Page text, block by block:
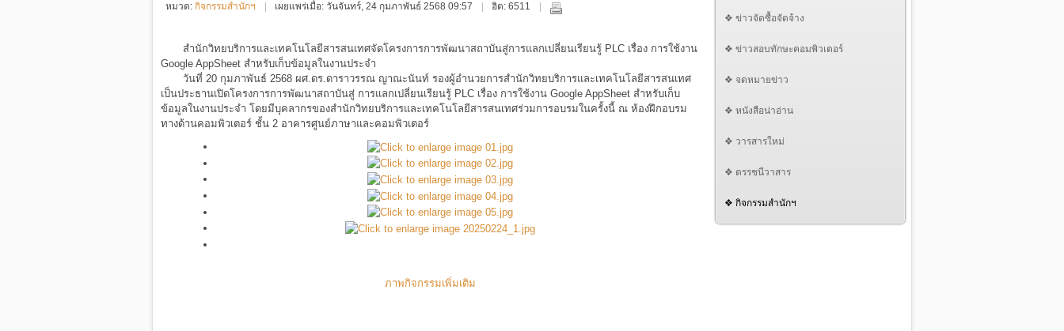
หมวด: กิจกรรมสำนักฯ เผยแพร่เมื่อ: วันจันทร์, 24 กุมภาพันธ์ 2568 09:57 ฮิต: 6511
สำนักวิทยบริการและเทคโนโลยีสารสนเทศจัดโครงการการพัฒนาสถาบันสู่การแลกเปลี่ยนเรียนรู้ PLC เรื่อง การใช้งาน
Google AppSheet สำหรับเก็บข้อมูลในงานประจำ
วันที่ 20 กุมภาพันธ์ 2568 ผศ.ดร.ดาราวรรณ ญาณะนันท์ รองผู้อำนวยการสำนักวิทยบริการและเทคโนโลยีสารสนเทศ
เป็นประธานเปิดโครงการการพัฒนาสถาบันสู่ การแลกเปลี่ยนเรียนรู้ PLC เรื่อง การใช้งาน Google AppSheet สำหรับเก็บ
ข้อมูลในงานประจำ โดยมีบุคลากรของสำนักวิทยบริการและเทคโนโลยีสารสนเทศร่วมการอบรมในครั้งนี้ ณ ห้องฝึกอบรม
ทางด้านคอมพิวเตอร์ ชั้น 2 อาคารศูนย์ภาษาและคอมพิวเตอร์
ภาพกิจกรรมเพิ่มเติม
❖ ข่าวจัดซื้อจัดจ้าง
❖ ข่าวสอบทักษะคอมพิวเตอร์
❖ จดหมายข่าว
❖ หนังสือน่าอ่าน
❖ วารสารใหม่
❖ ดรรชนีวาสาร
❖ กิจกรรมสำนักฯ